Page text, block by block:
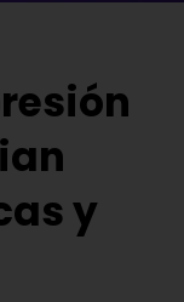
y